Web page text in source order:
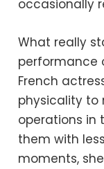
occasionally
What really
performance
French
physicality to
operations in
them with
moments,